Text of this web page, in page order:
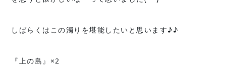
しばらくはこの濁りを堪能したいと思います♪♪
『上の島』×2